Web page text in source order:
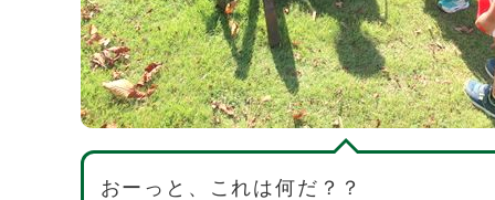
おーっと、これは何だ？？